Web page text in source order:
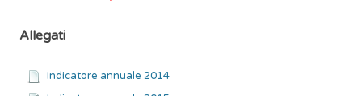
Allegati
Indicatore annuale 2014